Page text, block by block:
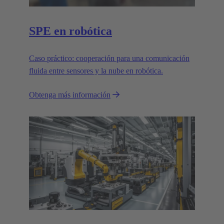
SPE en robótica
Caso práctico: cooperación para una comunicación
fluida entre sensores y la nube en robótica.
Obtenga más información